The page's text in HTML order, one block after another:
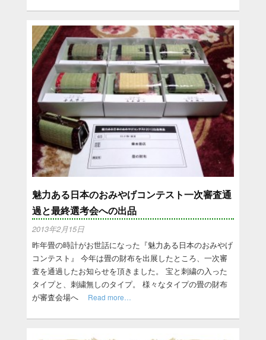
魅力ある日本のおみやげコンテスト一次審査通
過と最終選考会への出品
2013年2月15日
昨年畳の時計がお世話になった『魅力ある日本のおみやげ
コンテスト』 今年は畳の財布を出展したところ、一次審
査を通過したお知らせを頂きました。 宝と刺繍の入った
タイプと、刺繍無しのタイプ。 様々なタイプの畳の財布
が審査会場へ
Read more…